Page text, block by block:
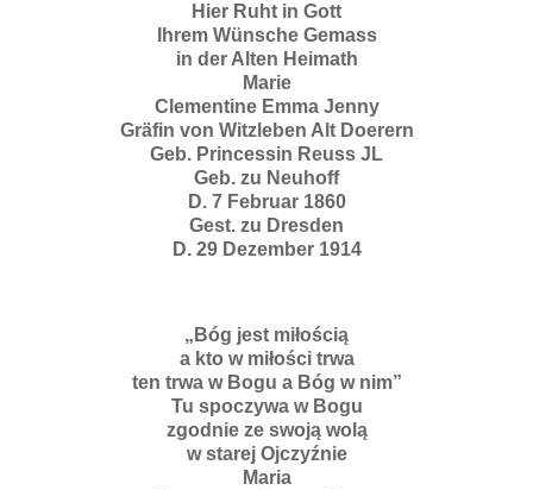
Hier Ruht in Gott
Ihrem Wünsche Gemass
in der Alten Heimath
Marie
Clementine Emma Jenny
Gräfin von Witzleben Alt Doerern
Geb. Princessin Reuss JL
Geb. zu Neuhoff
D. 7 Februar 1860
Gest. zu Dresden
D. 29 Dezember 1914
„Bóg jest miłością
a kto w miłości trwa
ten trwa w Bogu a Bóg w nim”
Tu spoczywa w Bogu
zgodnie ze swoją wolą
w starej Ojczyźnie
Maria